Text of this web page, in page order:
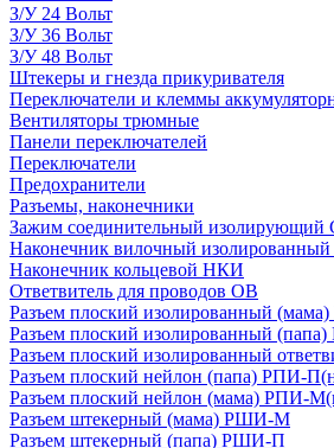
З/У 24 Вольт
З/У 36 Вольт
З/У 48 Вольт
Штекеры и гнезда прикуривателя
Переключатели и клеммы
Вентиляторы трюмные
Панели переключателей
Переключатели
Предохранители
Разъемы, наконечники
Зажим соединительный изолирующий
Наконечник вилочный
Наконечник кольцевой НКИ
Ответвитель для проводов ОВ
Разъем плоский изолированный
Разъем плоский изолированный
Разъем плоский изолированный
Разъем плоский нейлон (папа) РПИ-
Разъем плоский нейлон (мама) РПИ-
Разъем штекерный (мама) РШИ-М
Разъем штекерный (папа) РШИ-П